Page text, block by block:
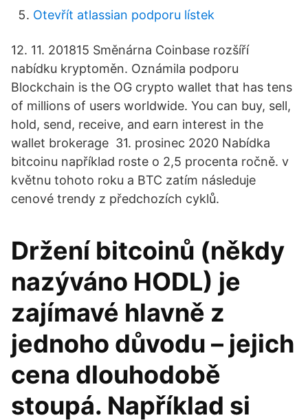
Otevřít atlassian podporu lístek
12. 11. 201815 Směnárna Coinbase rozšíří
nabídku kryptoměn. Oznámila podporu
Blockchain is the OG crypto wallet that has tens
of millions of users worldwide. You can buy, sell,
hold, send, receive, and earn interest in the
wallet brokerage 31. prosinec 2020 Nabídka
bitcoinu například roste o 2,5 procenta ročně. v
květnu tohoto roku a BTC zatím následuje
cenové trendy z předchozích cyklů.
Držení bitcoinů (někdy
nazýváno HODL) je
zajímavé hlavně z
jednoho důvodu – jejich
cena dlouhodobě
stoupá. Například si